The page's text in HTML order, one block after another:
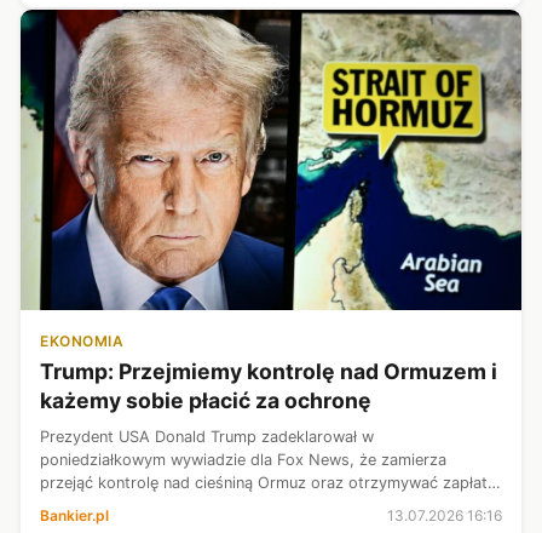
EKONOMIA
Trump: Przejmiemy kontrolę nad Ormuzem i
każemy sobie płacić za ochronę
Prezydent USA Donald Trump zadeklarował w
poniedziałkowym wywiadzie dla Fox News, że zamierza
przejąć kontrolę nad cieśniną Ormuz oraz otrzymywać zapłatę
kontynuowane.
Bankier.pl 13.07.2026 16:16